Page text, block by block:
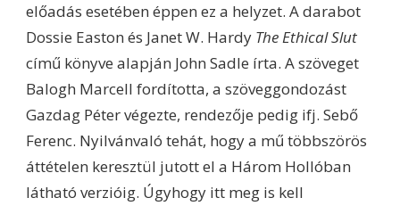
előadás esetében éppen ez a helyzet. A darabot
Dossie Easton és Janet W. Hardy The Ethical Slut
című könyve alapján John Sadle írta. A szöveget
Balogh Marcell fordította, a szöveggondozást
Gazdag Péter végezte, rendezője pedig ifj. Sebő
Ferenc. Nyilvánvaló tehát, hogy a mű többszörös
áttételen keresztül jutott el a Három Hollóban
látható verzióig. Úgyhogy itt meg is kell